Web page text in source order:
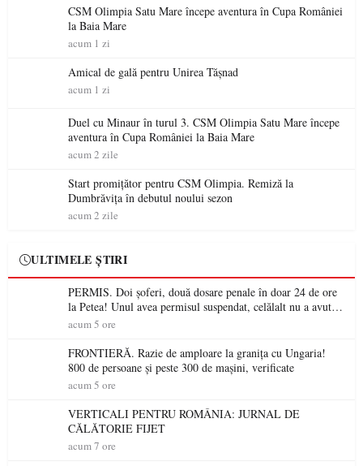
CSM Olimpia Satu Mare începe aventura în Cupa României
la Baia Mare
acum 1 zi
Amical de gală pentru Unirea Tășnad
acum 1 zi
Duel cu Minaur în turul 3. CSM Olimpia Satu Mare începe
aventura în Cupa României la Baia Mare
acum 2 zile
Start promițător pentru CSM Olimpia. Remiză la
Dumbrăvița în debutul noului sezon
acum 2 zile
ULTIMELE ȘTIRI
PERMIS. Doi șoferi, două dosare penale în doar 24 de ore
la Petea! Unul avea permisul suspendat, celălalt nu a avut
niciodată permis
acum 5 ore
FRONTIERĂ. Razie de amploare la granița cu Ungaria!
800 de persoane și peste 300 de mașini, verificate
acum 5 ore
VERTICALI PENTRU ROMÂNIA: JURNAL DE
CĂLĂTORIE FIJET
acum 7 ore